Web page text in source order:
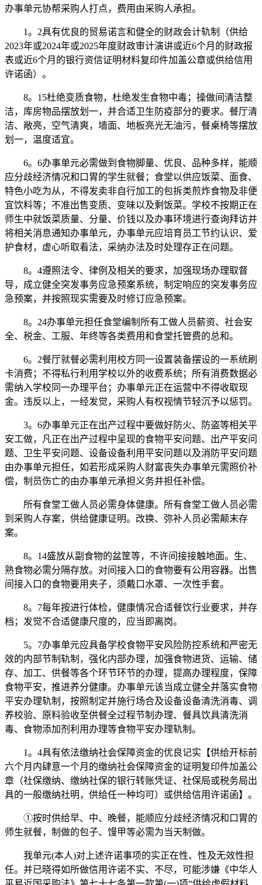
办事单元协帮采购人打点，费用由采购人承担。
1。2具有优良的贸易诺言和健全的财政会计轨制（供给
2023年或2024年或2025年度财政审计演讲或近6个月的财政报
表或近6个月的银行资信证明材料复印件加盖公章或供给信用
许诺函）。
8。15杜绝变质食物，杜绝发生食物中毒；操做间清洁整
洁，库房物品摆放划一，并合适卫生防疫部分的要求。餐厅清
洁、敞亮，空气清爽，墙面、地板亮光无油污，餐桌椅等摆放
划一，温度适宜。
6。6办事单元必需做到食物脚量、优良、品种多样，能顺
应分歧经济情况和口胃的学生就餐；食堂以供应饭菜、面食、
特色小吃为从，不得发卖非自行加工的包拆类煎炸食物及非便
宜饮料等；不准出售变质、变味以及剩饭菜。学校不按期正在
师生中就饭菜质量、分量、价钱以及办事环境进行查询拜访并
将相关消息通知办事单元，办事单元应培育员工节约认识、爱
护食材，虚心听取看法，采纳办法及时处理存正在问题。
8。4遵照法令、律例及相关的要求，加强现场办理取督
导，成立健全突发事务应急预案系统，制定响应的突发事务应
急预案，并按照现实需要及时修订应急预案。
8。24办事单元担任食堂编制所有工做人员薪资、社会安
全、税金、工服、年终等各类费用和食堂托管费的总和。
6。2餐厅就餐必需利用校方同一设置装备摆设的一系统刷
卡消费；不得私行利用学校以外的收费系统；所有消费数据必
需纳入学校同一办理平台；办事单元正在运营中不得收取现
金。违反以上，一经发觉，采购人有权视情节轻沉予以惩罚。
3。6办事单元正在出产过程中要做好防火、防盗等相关平
安工做，凡正在出产过程中呈现的食物平安问题、出产平安问
题、卫生平安问题、设备设备利用平安问题以及消防平安问题
由办事单元担任，如若形成采购人财富丧失办事单元需照价补
偿，制员伤亡的由办事单元承担义务并担任补偿。
所有食堂工做人员必需身体健康。所有食堂工做人员必需
到采购人存案，供给健康证明。改换、弥补人员必需颠末存
案。
8。14盛放从副食物的盆筐等，不许间接接触地面。生、
熟食物必需分隔存放。对间接入口的食物要有公用容器。出售
间接入口的食物要用夹子，须戴口水罩、一次性手套。
8。7每年按进行体检，健康情况合适餐饮行业要求，并存
档；发觉不合适健康尺度的，应当即离岗。
5。7办事单元应具备学校食物平安风险防控系统和严密无
效的内部节制轨制，强化内部办理，加强食物进货、运输、储
存、加工、供餐等各个环节环节的办理，提高办理程度，保障
食物平安，推进养分健康。办事单元该当成立健全并落实食物
平安办理轨制，按照制定并施行场合及设备设备清洗消毒、调
养校验、原料验收至供餐全过程节制办理、餐具饮具清洗消
毒、食物添加剂利用办理等食物平安办理轨制。
1。4具有依法缴纳社会保障资金的优良记实【供给开标前
六个月内肆意一个月的缴纳社会保障资金的证明复印件加盖公
章（社保缴纳、缴纳社保的银行转账凭证、社保局或税务局出
具的一般缴纳社明，供给任一种均可）或供给信用许诺函】。
①按时供给早、中、晚餐，能顺应分歧经济情况和口胃的
师生就餐，制做的包子、馒甲等必需为当天制做。
我单元(本人)对上述许诺事项的实正在性、性及无效性担
任。并已晓得如所做信用许诺不实、不尽，可能涉嫌《中华人